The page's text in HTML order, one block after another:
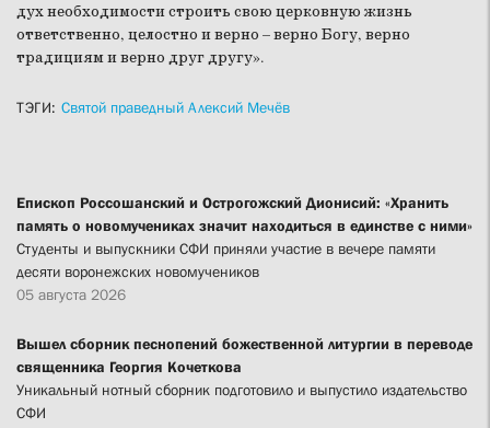
дух необходимости строить свою церковную жизнь
ответственно, целостно и верно – верно Богу, верно
традициям и верно друг другу».
ТЭГИ: Святой праведный Алексий Мечёв
Епископ Россошанский и Острогожский Дионисий: «Хранить
память о новомучениках значит находиться в единстве с ними»
Студенты и выпускники СФИ приняли участие в вечере памяти
десяти воронежских новомучеников
05 августа 2026
Вышел сборник песнопений божественной литургии в переводе
священника Георгия Кочеткова
Уникальный нотный сборник подготовило и выпустило издательство
СФИ